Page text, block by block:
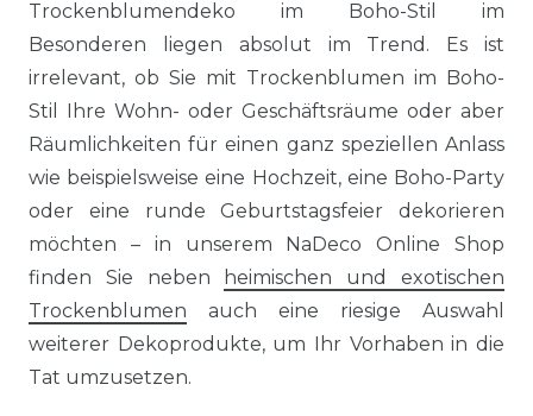
Trockenblumendeko im Boho-Stil im
Besonderen liegen absolut im Trend. Es ist
irrelevant, ob Sie mit Trockenblumen im Boho-
Stil Ihre Wohn- oder Geschäftsräume oder aber
Räumlichkeiten für einen ganz speziellen Anlass
wie beispielsweise eine Hochzeit, eine Boho-Party
oder eine runde Geburtstagsfeier dekorieren
möchten – in unserem NaDeco Online Shop
finden Sie neben
heimischen und exotischen
Trockenblumen auch eine riesige Auswahl
weiterer Dekoprodukte, um Ihr Vorhaben in die
Tat umzusetzen.